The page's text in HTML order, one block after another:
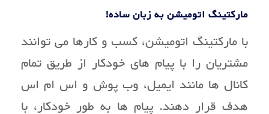
مارکتینگ اتومیشن به زبان ساده!
با مارکتینگ اتومیشن، کسب و کارها می توانند
مشتریان را با پیام های خودکار از طریق تمام
کانال ها مانند ایمیل، وب پوش و اس ام اس
هدف قرار دهند. پیام ها به طور خودکار، با